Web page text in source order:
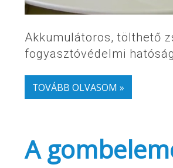
Akkumulátoros, tölthető
fogyasztóvédelmi
TOVÁBB OLVASOM »
A